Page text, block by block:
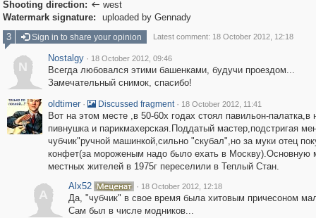
Shooting direction:  west
Watermark signature:
uploaded by Gennady
3
Sign in to share your opinion Latest comment: 18 October 2012, 12:18
N
Nostalgy · 18 October 2012, 09:46
Всегда любовался этими башенками, будучи проездом...
Замечательный снимок, спасибо!
oldtimer · Discussed fragment · 18 October 2012, 11:41
Вот на этом месте ,в 50-60х годах стоял павильон-палатка,в
пивнушка и парикмахерская.Поддатый мастер,подстригая
чубчик"ручной машинкой,сильно "скубал",но за муки отец
конфет(за мороженым надо было ехать в Москву).Основную
местных жителей в 1975г переселили в Теплый Стан.
A
Alx52 · 18 October 2012, 12:18
Да, "чубчик" в свое время была хитовым причесоном
Сам был в числе модников...